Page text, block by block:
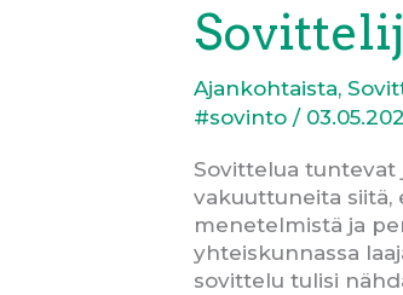
Ajankohtaista,
#sovinto /
Sovittelua tuntevat
vakuuttuneita
menetelmistä ja
yhteiskunnassa
sovittelu tulisi